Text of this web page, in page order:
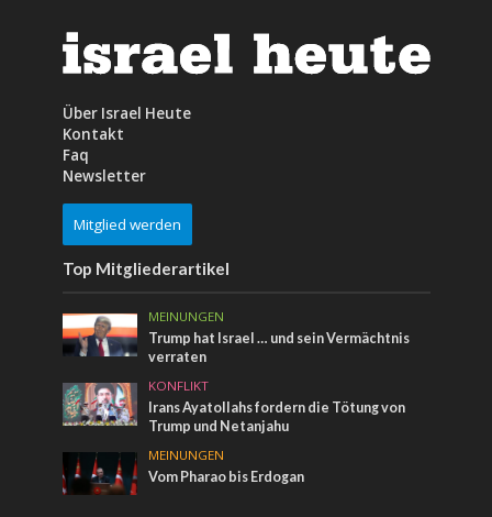
Über Israel Heute
Kontakt
Faq
Newsletter
Mitglied werden
Top Mitgliederartikel
MEINUNGEN
Trump hat Israel … und sein Vermächtnis
verraten
KONFLIKT
Irans Ayatollahs fordern die Tötung von
Trump und Netanjahu
MEINUNGEN
Vom Pharao bis Erdogan